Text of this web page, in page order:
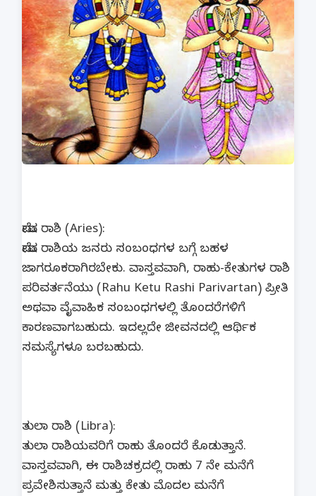
ಮೇಷ ರಾಶಿ (Aries):
ಮೇಷ ರಾಶಿಯ ಜನರು ಸಂಬಂಧಗಳ ಬಗ್ಗೆ ಬಹಳ
ಜಾಗರೂಕರಾಗಿರಬೇಕು. ವಾಸ್ತವವಾಗಿ, ರಾಹು-ಕೇತುಗಳ ರಾಶಿ
ಪರಿವರ್ತನೆಯು (Rahu Ketu Rashi Parivartan) ಪ್ರೀತಿ
ಅಥವಾ ವೈವಾಹಿಕ ಸಂಬಂಧಗಳಲ್ಲಿ ತೊಂದರೆಗಳಿಗೆ
ಕಾರಣವಾಗಬಹುದು. ಇದಲ್ಲದೇ ಜೀವನದಲ್ಲಿ ಆರ್ಥಿಕ
ಸಮಸ್ಯೆಗಳೂ ಬರಬಹುದು.
ತುಲಾ ರಾಶಿ (Libra):
ತುಲಾ ರಾಶಿಯವರಿಗೆ ರಾಹು ತೊಂದರೆ ಕೊಡುತ್ತಾನೆ.
ವಾಸ್ತವವಾಗಿ, ಈ ರಾಶಿಚಕ್ರದಲ್ಲಿ ರಾಹು 7 ನೇ ಮನೆಗೆ
ಪ್ರವೇಶಿಸುತ್ತಾನೆ ಮತ್ತು ಕೇತು ಮೊದಲ ಮನೆಗೆ